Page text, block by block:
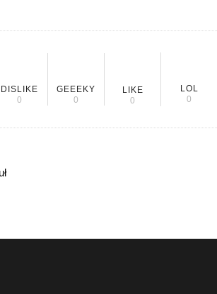
DISLIKE
0
GEEEKY
0
LIKE
0
LOL
0